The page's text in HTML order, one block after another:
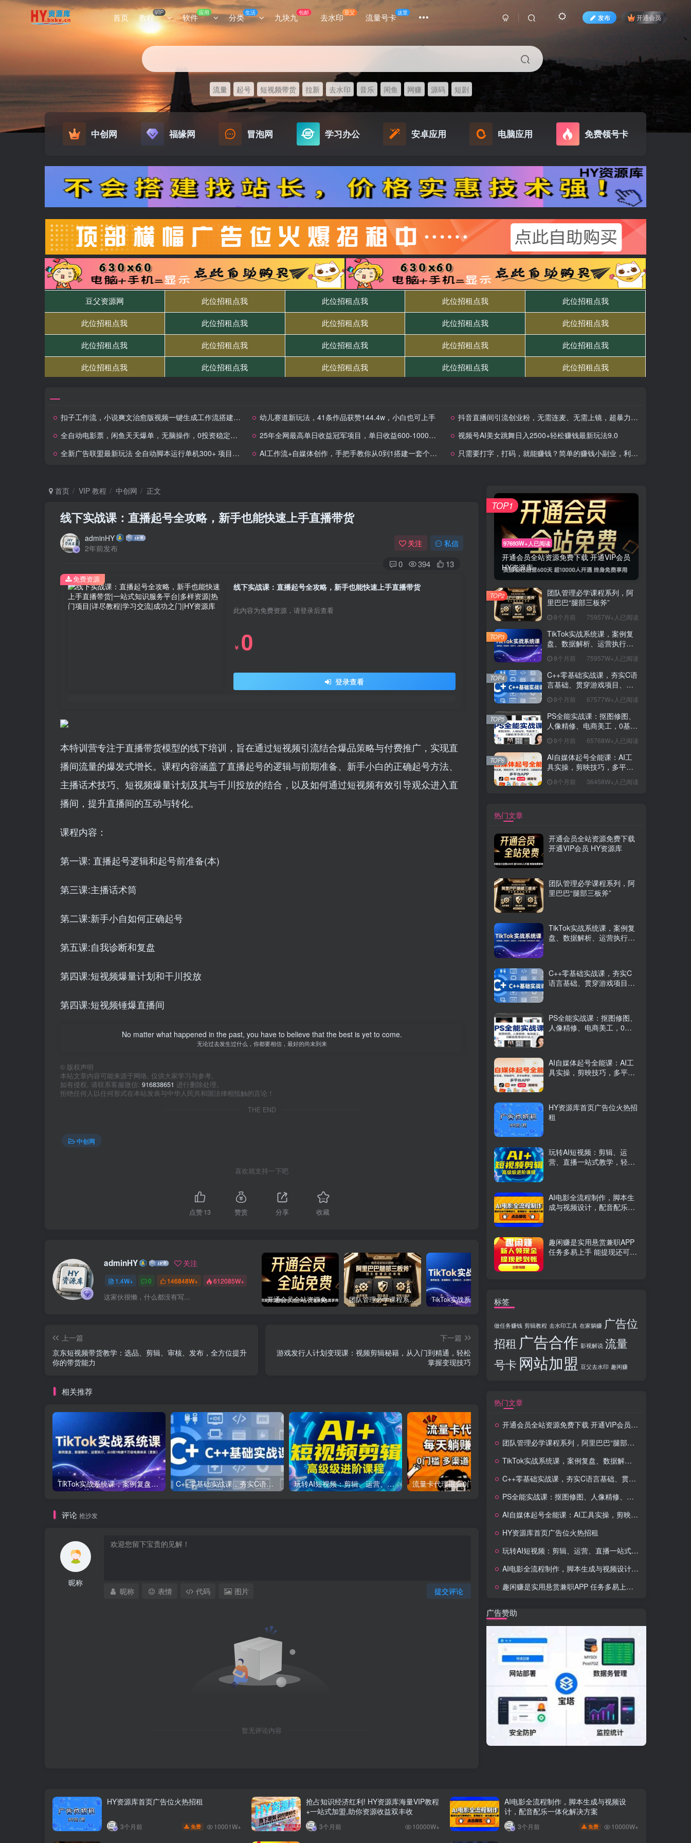
首页 教程VIP 软件 应用 分类生活 九块九包邮 去水印豆父 流量号卡这里
发布 开通会员
流量 起号 短视频带货 拉新 去水印 音乐 闲鱼 网赚 源码 短剧
中创网 福缘网 冒泡网 学习办公 安卓应用 电脑应用 免费领号卡
扣子工作流，小说爽文治愈版视频一键生成工作流搭建教程 幼儿赛道新玩法，41条作品获赞144.4w，小白也可上手
抖音直播间引流创业粉，无需连麦、无需上镜，超暴力日引流600+高质量精准创业粉
全自动电影票，闲鱼天天爆单，无脑操作，0投资稳定进账3张
25年全网最高单日收益冠军项目，单日收益600-1000美金
视频号AI美女跳舞日入2500+轻松赚钱最新玩法9.0
全新广告联盟最新玩法 全自动脚本运行单机300+ 项目稳定新手小白可做
AI工作流+自媒体创作，手把手教你从0到1搭建一套个性化ai工作流 只需要打字，打码，就能赚钱？简单的赚钱小副业，利用碎片时间，月入过万
首页 VIP 教程 中创网 正文
线下实战课：直播起号全攻略，新手也能快速上手直播带货
adminHY
2年前发布
关注 私信
0 394 13
线下实战课：直播起号全攻略，新手也能快速上手直播带货
此内容为免费资源，请登录后查看
￥ 0
登录查看
免费资源
本特训营专注于直播带货模型的线下培训，旨在通过短视频引流结合爆品策略与付费推广，实现直
播间流量的爆发式增长。课程内容涵盖了直播起号的逻辑与前期准备、新手小白的正确起号方法、
主播话术技巧、短视频爆量计划及其与千川投放的结合，以及如何通过短视频有效引导观众进入直
播间，提升直播间的互动与转化。
课程内容：
第一课: 直播起号逻辑和起号前准备(本)
第三课:主播话术筒
第二课:新手小自如何正确起号
第五课:自我诊断和复盘
第四课:短视频爆量计划和干川投放
第四课:短视频锤爆直播间
No matter what happened in the past, you have to believe that the best is yet to come.
无论过去发生过什么，你都要相信，最好的尚未到来
© 版权声明
本站文章内容可能来源于网络, 仅供大家学习与参考,
如有侵权, 请联系客服微信: 916838651 进行删除处理。
拒绝任何人以任何形式在本站发表与中华人民共和国法律相抵触的言论！
THE END
中创网
喜欢就支持一下吧
点赞13 赞赏 分享 收藏
adminHY 关注
1.4W+ 0 146848W+ 612085W+
这家伙很懒，什么都没有写... 开通会员全站资源免费下载 开通VIP会员 HY资源库 团队管理必学课程系列，阿里巴巴“腿部三板斧” TikTok实战系统课，案例复盘、数据解析、运营执行，从0到1构建千万级电商体系（更新）
上一篇
京东短视频带货教学：选品、剪辑、审核、发布，全方位提升
你的带货能力
下一篇
游戏发行人计划变现课：视频剪辑秘籍，从入门到精通，轻松
掌握变现技巧
相关推荐
TikTok实战系统课，案例复盘、数据解析、运营执行，从0到1构建千万级电商体系（更新） C++零基础实战课，夯实C语言基础、贯穿游戏项目、掌握开发思维，学成可挑战月薪15K+岗位 玩转AI短视频：剪辑、运营、直播一站式教学，轻松打造流量神话 流量卡代理掘金0门槛每天躺赚3000+多种推广渠道新手小白轻松上手 Videoleap剪辑大师班：掌握Videoleap所有核心工具与使用技巧，一人产出专业级作品
评论 抢沙发
昵称
提交评论
昵称 表情 代码 图片
暂无评论内容
97693W+人已阅读
开通会员全站资源免费下载 开通VIP会员
HY资源库
TOP1
团队管理必学课程系列，阿
里巴巴“腿部三板斧”
8个月前 75957W+人已阅读
TOP2
TikTok实战系统课，案例复
盘、数据解析、运营执行，
（更新）
8个月前 75957W+人已阅读
TOP3
C++零基础实战课，夯实C语
言基础、贯穿游戏项目、掌
薪15K+岗位
8个月前 67577W+人已阅读
TOP4
PS全能实战课：抠图修图、
人像精修、电商美工，0基础
8个月前 65768W+人已阅读
TOP5
AI自媒体起号全能课：AI工
具实操，剪映技巧，多平台
8个月前 36458W+人已阅读
TOP6
热门文章
开通会员全站资源免费下载
开通VIP会员 HY资源库
团队管理必学课程系列，阿
里巴巴“腿部三板斧”
TikTok实战系统课，案例复
盘、数据解析、运营执行，
C++零基础实战课，夯实C
语言基础、贯穿游戏项目、
PS全能实战课：抠图修图、
人像精修、电商美工，0基
AI自媒体起号全能课：AI工
具实操，剪映技巧，多平台
HY资源库首页广告位火热招
租
玩转AI短视频：剪辑、运
营、直播一站式教学，轻松
AI电影全流程制作，脚本生
成与视频设计，配音配乐一
趣闲赚是实用悬赏兼职APP
任务多易上手 能提现还可邀
标签
做任务赚钱 剪辑教程 去水印工具 在家躺赚 广告位
招租 广告合作 影视解说 流量
号卡 网站加盟 豆父去水印 趣闲赚
热门文章
开通会员全站资源免费下载 开通VIP会员 HY资源库
团队管理必学课程系列，阿里巴巴“腿部三板斧”
TikTok实战系统课，案例复盘、数据解析、运营执行，从0到1构建千万级电商体系（更新）
C++零基础实战课，夯实C语言基础、贯穿游戏项目、掌握开发思维，学成可挑战月薪15K+岗位
PS全能实战课：抠图修图、人像精修、电商美工，0基础变身设计达人
AI自媒体起号全能课：AI工具实操，剪映技巧，多平台带货，0基础快速变现
HY资源库首页广告位火热招租
玩转AI短视频：剪辑、运营、直播一站式教学，轻松打造流量神话
AI电影全流程制作，脚本生成与视频设计，配音配乐一体化解决方案
趣闲赚是实用悬赏兼职APP 任务多易上手 能提现还可邀友分成
广告赞助
HY资源库首页广告位火热招租
3个月前 免费 10001W+
抢占知识经济红利! HY资源库海量VIP教程
+一站式加盟,助你资源收益双丰收
3个月前 10000W+
AI电影全流程制作，脚本生成与视频设
计，配音配乐一体化解决方案
3个月前 免费 10000W+